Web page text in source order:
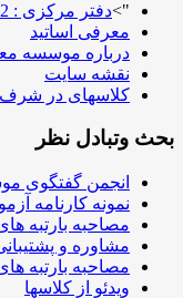
">دفتر مرکزی : 02188940962
معرفی اساتید
درباره موسسه
نقشه سایت
کلاسهای در
بحث وتبادل نظر
انجمن گفتگوی
نمونه کارنامه
مصاحبه بارتبه
مشاوره و
مصاحبه بارتبه
ویدئو از کلاسها